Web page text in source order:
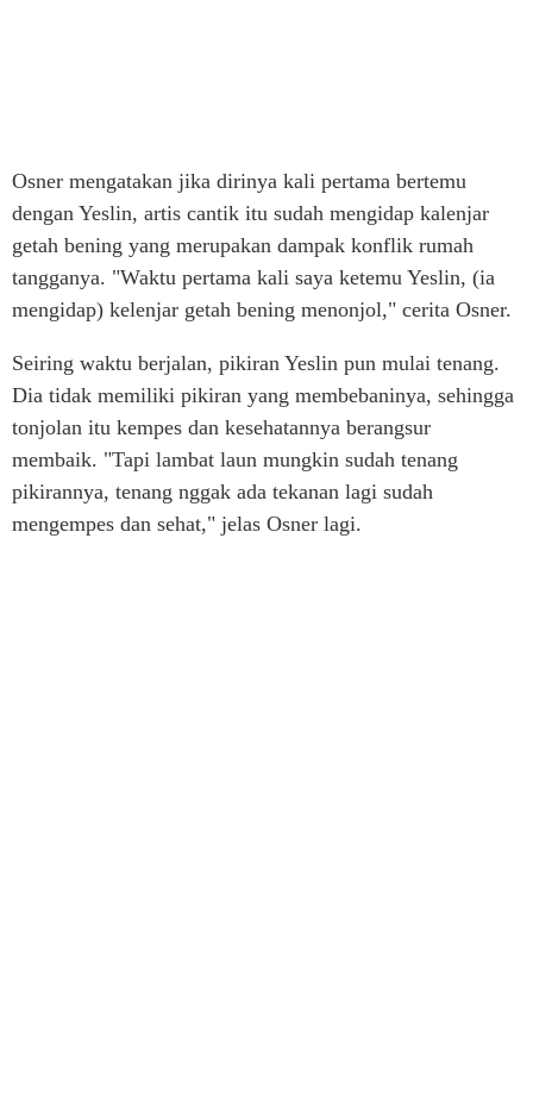
Osner mengatakan jika dirinya kali pertama bertemu
dengan Yeslin, artis cantik itu sudah mengidap kalenjar
getah bening yang merupakan dampak konflik rumah
tangganya. "Waktu pertama kali saya ketemu Yeslin, (ia
mengidap) kelenjar getah bening menonjol," cerita Osner.
Seiring waktu berjalan, pikiran Yeslin pun mulai tenang.
Dia tidak memiliki pikiran yang membebaninya, sehingga
tonjolan itu kempes dan kesehatannya berangsur
membaik. "Tapi lambat laun mungkin sudah tenang
pikirannya, tenang nggak ada tekanan lagi sudah
mengempes dan sehat," jelas Osner lagi.